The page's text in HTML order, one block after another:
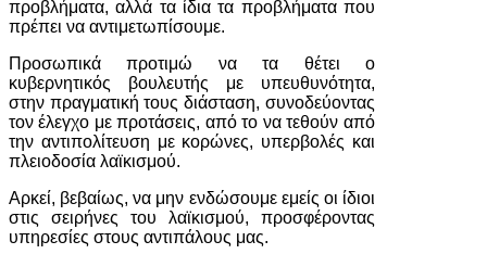
προβλήματα, αλλά τα ίδια τα προβλήματα που
πρέπει να αντιμετωπίσουμε.
Προσωπικά προτιμώ να τα θέτει ο
κυβερνητικός βουλευτής με υπευθυνότητα,
στην πραγματική τους διάσταση, συνοδεύοντας
τον έλεγχο με προτάσεις, από το να τεθούν από
την αντιπολίτευση με κορώνες, υπερβολές και
πλειοδοσία λαϊκισμού.
Αρκεί, βεβαίως, να μην ενδώσουμε εμείς οι ίδιοι
στις σειρήνες του λαϊκισμού, προσφέροντας
υπηρεσίες στους αντιπάλους μας.